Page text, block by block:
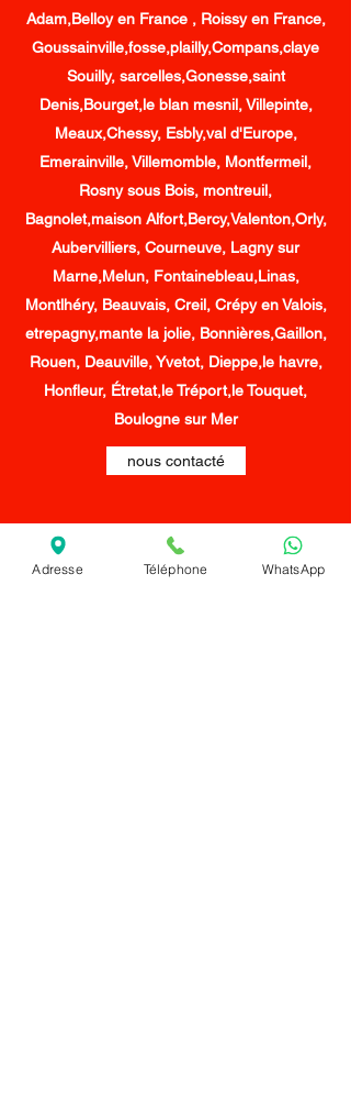
Adam,Belloy en France , Roissy en France,
Goussainville,fosse,plailly,Compans,claye
Souilly, sarcelles,Gonesse,saint
Denis,Bourget,le blan mesnil, Villepinte,
Meaux,Chessy, Esbly,val d'Europe,
Emerainville, Villemomble, Montfermeil,
Rosny sous Bois, montreuil,
Bagnolet,maison Alfort,Bercy,Valenton,Orly,
Aubervilliers, Courneuve, Lagny sur
Marne,Melun, Fontainebleau,Linas,
Montlhéry, Beauvais, Creil, Crépy en Valois,
etrepagny,mante la jolie, Bonnières,Gaillon,
Rouen, Deauville, Yvetot, Dieppe,le havre,
Honfleur, Étretat,le Tréport,le Touquet,
Boulogne sur Mer
nous contacté
Adresse Téléphone WhatsApp